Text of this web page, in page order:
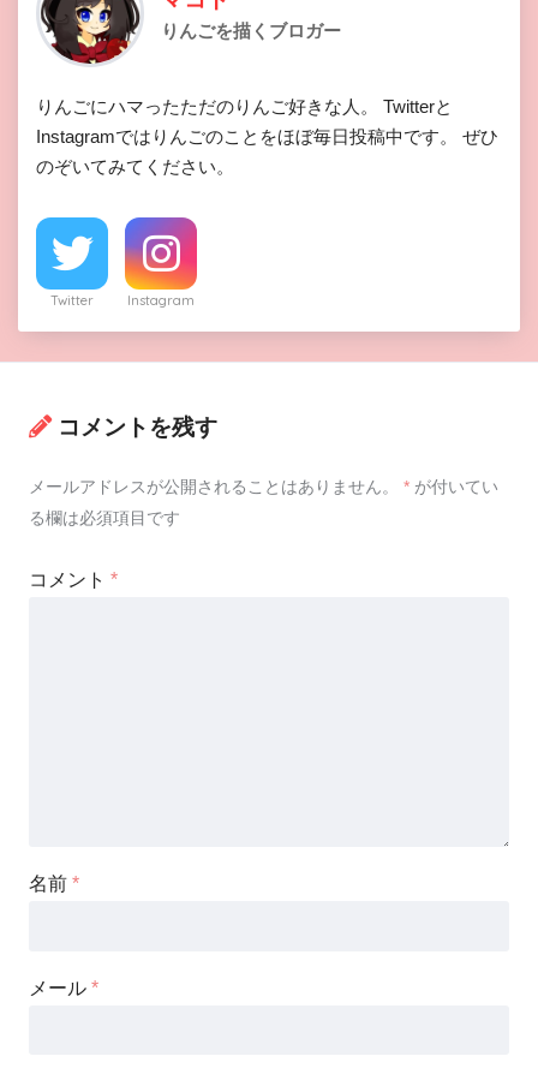
りんごを描くブロガー
りんごにハマったただのりんご好きな人。 Twitterと
Instagramではりんごのことをほぼ毎日投稿中です。 ぜひ
のぞいてみてください。
Twitter Instagram
コメントを残す
メールアドレスが公開されることはありません。 * が付いてい
る欄は必須項目です
コメント *
名前 *
メール *